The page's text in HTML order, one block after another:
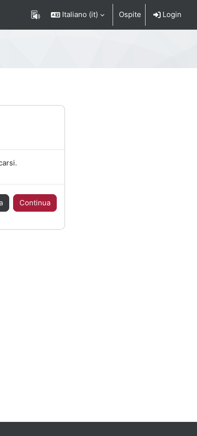
Italiano ‎(it)‎ Ospite Login
Continua